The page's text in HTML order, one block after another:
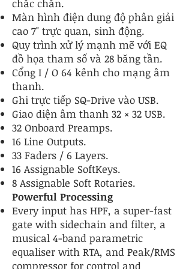
chắc chắn.
Màn hình điện dung độ phân giải
cao 7" trực quan, sinh động.
Quy trình xử lý mạnh mẽ với EQ
đồ họa tham số và 28 băng tần.
Cổng I / O 64 kênh cho mạng âm
thanh.
Ghi trực tiếp SQ-Drive vào USB.
Giao diện âm thanh 32 × 32 USB.
32 Onboard Preamps.
16 Line Outputs.
33 Faders / 6 Layers.
16 Assignable SoftKeys.
8 Assignable Soft Rotaries.
Powerful Processing
Every input has HPF, a super-fast
gate with sidechain and filter, a
musical 4-band parametric
equaliser with RTA, and Peak/RMS
compressor for control and